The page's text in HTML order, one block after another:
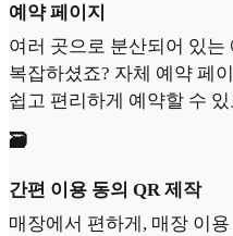
예약 페이지
여러 곳으로 분산되어 있
복잡하셨죠? 자체 예약 페
쉽고 편리하게 예약할 수
🗃️
간편 이용 동의 QR 제작
매장에서 편하게, 매장 이